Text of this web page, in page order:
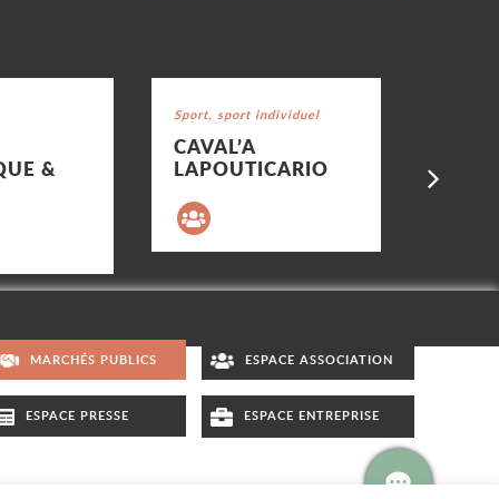
&
Catégorie : "
Sport, sport individuel
CAVAL’A
LAPOUTICARIO
MARCHÉS PUBLICS ESPACE ASSOCIATION
ESPACE PRESSE ESPACE ENTREPRISE